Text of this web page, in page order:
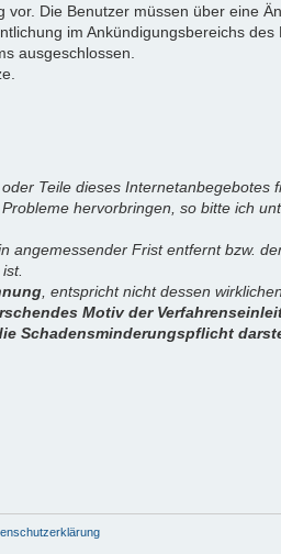
Die Benutzer müssen über eine
im Ankündigungsbereichs
ausgeschlossen.
Teile dieses Internetanbegebotes
hervorbringen, so bitte ich
Frist entfernt bzw.
, entspricht nicht dessen
Motiv der
Schadensminderungspflicht